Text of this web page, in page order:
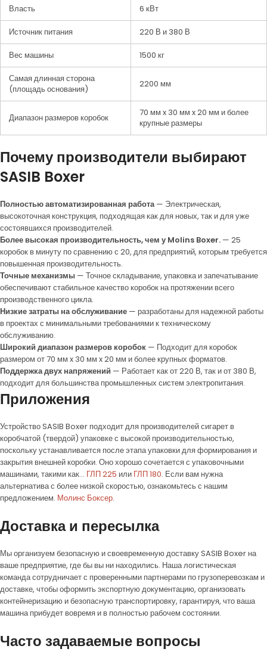
Власть 6 кВт
Источник питания 220 В и 380 В
Вес машины 1500 кг
Самая длинная сторона
(площадь основания)
2200 мм
Диапазон размеров коробок
70 мм x 30 мм x 20 мм и более
крупные размеры
Почему производители выбирают
SASIB Boxer
Полностью автоматизированная работа— Электрическая,
высокоточная конструкция, подходящая как для новых, так и для уже
состоявшихся производителей.
Более высокая производительность, чем у Molins Boxer. — 25
коробок в минуту по сравнению с 20, для предприятий, которым требуется
повышенная производительность.
Точные механизмы — Точное складывание, упаковка и запечатывание
обеспечивают стабильное качество коробок на протяжении всего
производственного цикла.
Низкие затраты на обслуживание — разработаны для надежной работы
в проектах с минимальными требованиями к техническому
обслуживанию.
Широкий диапазон размеров коробок — Подходит для коробок
размером от 70 мм x 30 мм x 20 мм и более крупных форматов.
Поддержка двух напряжений — Работает как от 220 В, так и от 380 В,
подходит для большинства промышленных систем электропитания.
Приложения
Устройство SASIB Boxer подходит для производителей сигарет в
коробчатой (твердой) упаковке с высокой производительностью,
поскольку устанавливается после этапа упаковки для формирования и
закрытия внешней коробки. Оно хорошо сочетается с упаковочными
машинами, такими как... ГЛП 225 или ГЛП 180. Если вам нужна
альтернатива с более низкой скоростью, ознакомьтесь с нашим
предложением. Молинс Боксер.
Доставка и пересылка
Мы организуем безопасную и своевременную доставку SASIB Boxer на
ваше предприятие, где бы вы ни находились. Наша логистическая
команда сотрудничает с проверенными партнерами по грузоперевозкам и
доставке, чтобы оформить экспортную документацию, организовать
контейнеризацию и безопасную транспортировку, гарантируя, что ваша
машина прибудет вовремя и в полностью рабочем состоянии.
Часто задаваемые вопросы